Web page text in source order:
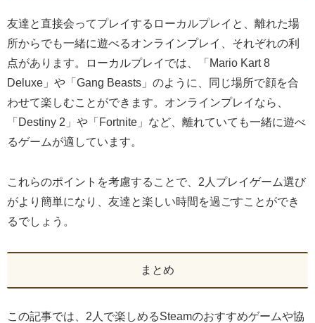
友達と直接会ってプレイするローカルプレイと、離れた場
所からでも一緒に遊べるオンラインプレイ、それぞれの利
点があります。ローカルプレイでは、「Mario Kart 8
Deluxe」や「Gang Beasts」のように、同じ場所で顔を合
わせて楽しむことができます。オンラインプレイなら、
「Destiny 2」や「Fortnite」など、離れていても一緒に遊べ
るゲームが適しています。
これらのポイントを考慮することで、2人プレイゲーム選び
がより簡単になり、友達と楽しい時間を過ごすことができ
るでしょう。
まとめ
この記事では、2人で楽しめるSteamのおすすめゲームや協